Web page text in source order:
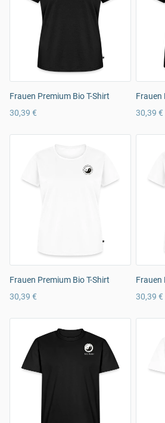
Frauen Premium Bio T-Shirt
30,39 €
Frauen
30,39 €
Frauen Premium Bio T-Shirt
30,39 €
Frauen
30,39 €